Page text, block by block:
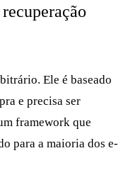
Ele é baseado
e precisa ser
framework que
para a maioria dos e-